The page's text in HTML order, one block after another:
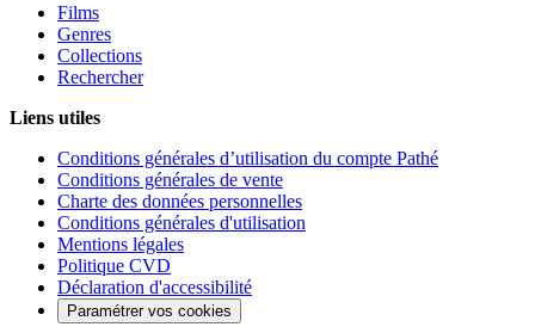
Films
Genres
Collections
Rechercher
Liens utiles
Conditions générales d’utilisation du compte Pathé
Conditions générales de vente
Charte des données personnelles
Conditions générales d'utilisation
Mentions légales
Politique CVD
Déclaration d'accessibilité
Paramétrer vos cookies